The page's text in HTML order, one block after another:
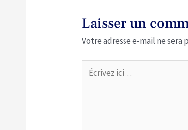
Laisser un
Votre adresse e-mail ne sera
Écrivez
ici…